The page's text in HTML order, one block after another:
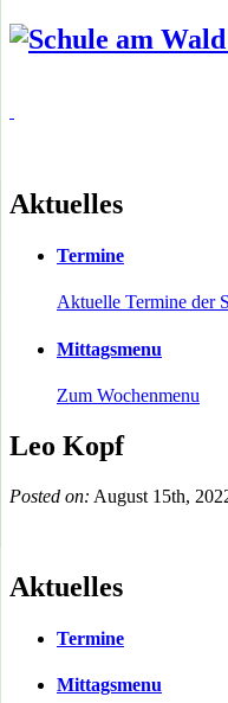
Aktuelles
Termine
Aktuelle Termine der
Mittagsmenu
Zum Wochenmenu
Leo Kopf
Posted on: August 15th,
Aktuelles
Termine
Mittagsmenu